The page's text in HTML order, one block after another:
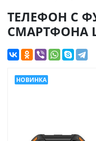
ТЕЛЕФОН С
СМАРТФОНА